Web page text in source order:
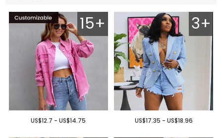
3+
US$17.35 - US$18.96
15+
US$12.7 - US$14.75